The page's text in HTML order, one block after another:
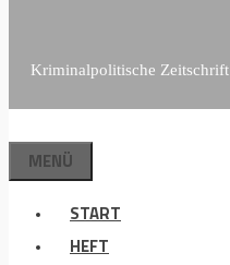
Kriminalpolitische Zeitschrift
MENÜ
START
HEFT